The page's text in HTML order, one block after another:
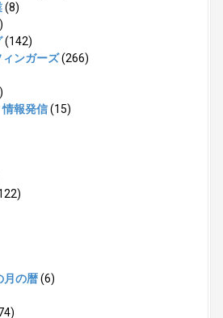
(8)
(142)
ンガーズ(266)
報発信(15)
の暦(6)